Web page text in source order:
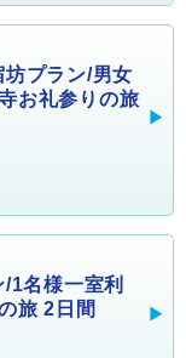
プラン/男女
お礼参りの旅
1名様一室利
旅 2日間